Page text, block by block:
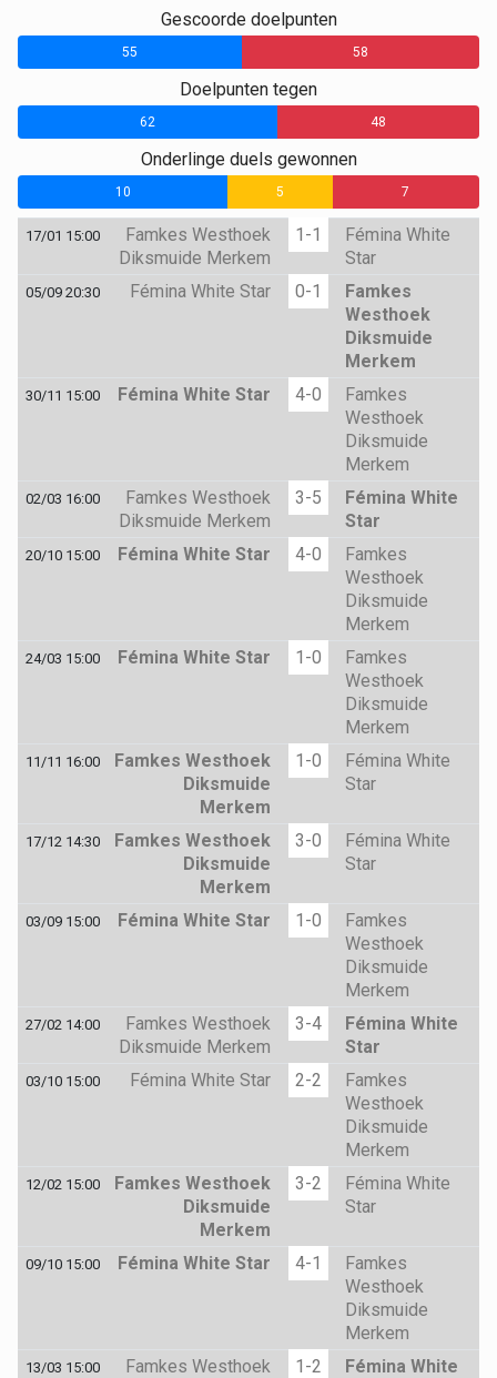
Gescoorde doelpunten
55 58
Doelpunten tegen
62 48
Onderlinge duels gewonnen
10 5 7
17/01 15:00
Famkes Westhoek
Diksmuide Merkem
1-1
Fémina White
Star
05/09 20:30 Fémina White Star 0-1
Famkes
Westhoek
Diksmuide
Merkem
30/11 15:00 Fémina White Star 4-0
Famkes
Westhoek
Diksmuide
Merkem
02/03 16:00
Famkes Westhoek
Diksmuide Merkem
3-5
Fémina White
Star
20/10 15:00 Fémina White Star 4-0
Famkes
Westhoek
Diksmuide
Merkem
24/03 15:00 Fémina White Star 1-0
Famkes
Westhoek
Diksmuide
Merkem
11/11 16:00
Famkes Westhoek
Diksmuide
Merkem
1-0
Fémina White
Star
17/12 14:30
Famkes Westhoek
Diksmuide
Merkem
3-0
Fémina White
Star
03/09 15:00 Fémina White Star 1-0
Famkes
Westhoek
Diksmuide
Merkem
27/02 14:00
Famkes Westhoek
Diksmuide Merkem
3-4
Fémina White
Star
03/10 15:00 Fémina White Star 2-2
Famkes
Westhoek
Diksmuide
Merkem
12/02 15:00
Famkes Westhoek
Diksmuide
Merkem
3-2
Fémina White
Star
09/10 15:00 Fémina White Star 4-1
Famkes
Westhoek
Diksmuide
Merkem
13/03 15:00 Famkes Westhoek 1-2 Fémina White